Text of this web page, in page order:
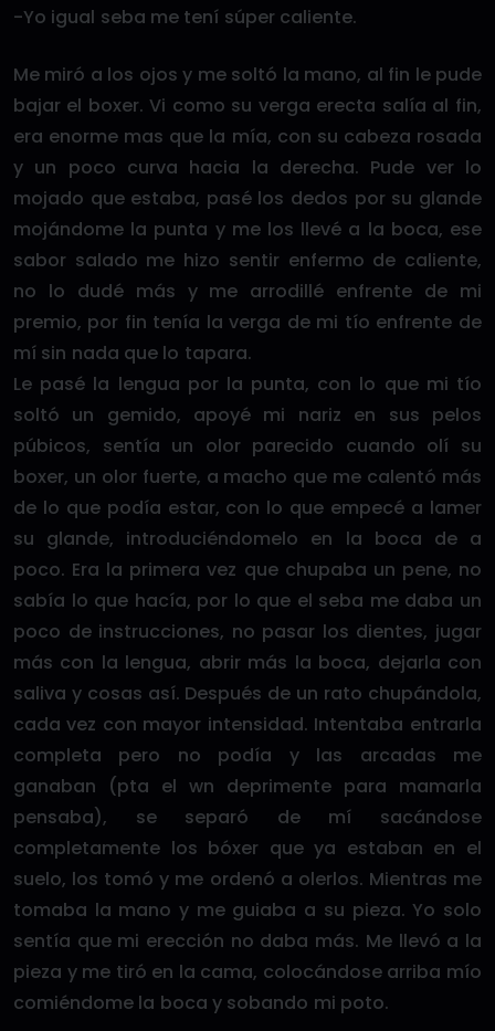
-Yo igual seba me tení súper caliente.
Me miró a los ojos y me soltó la mano, al fin le pude
bajar el boxer. Vi como su verga erecta salía al fin,
era enorme mas que la mía, con su cabeza rosada
y un poco curva hacia la derecha. Pude ver lo
mojado que estaba, pasé los dedos por su glande
mojándome la punta y me los llevé a la boca, ese
sabor salado me hizo sentir enfermo de caliente,
no lo dudé más y me arrodillé enfrente de mi
premio, por fin tenía la verga de mi tío enfrente de
mí sin nada que lo tapara.
Le pasé la lengua por la punta, con lo que mi tío
soltó un gemido, apoyé mi nariz en sus pelos
púbicos, sentía un olor parecido cuando olí su
boxer, un olor fuerte, a macho que me calentó más
de lo que podía estar, con lo que empecé a lamer
su glande, introduciéndomelo en la boca de a
poco. Era la primera vez que chupaba un pene, no
sabía lo que hacía, por lo que el seba me daba un
poco de instrucciones, no pasar los dientes, jugar
más con la lengua, abrir más la boca, dejarla con
saliva y cosas así. Después de un rato chupándola,
cada vez con mayor intensidad. Intentaba entrarla
completa pero no podía y las arcadas me
ganaban (pta el wn deprimente para mamarla
pensaba), se separó de mí sacándose
completamente los bóxer que ya estaban en el
suelo, los tomó y me ordenó a olerlos. Mientras me
tomaba la mano y me guiaba a su pieza. Yo solo
sentía que mi erección no daba más. Me llevó a la
pieza y me tiró en la cama, colocándose arriba mío
comiéndome la boca y sobando mi poto.